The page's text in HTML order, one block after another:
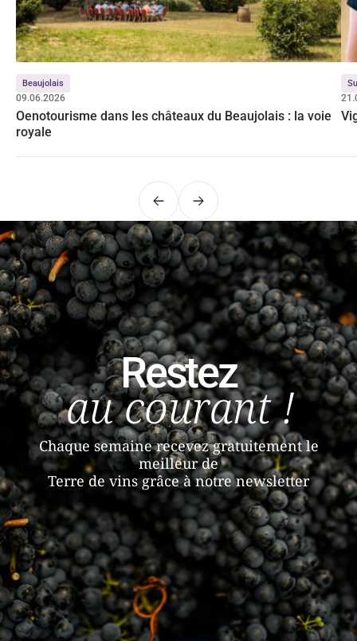
Beaujolais
09.06.2026
Oenotourisme dans les châteaux du Beaujolais : la voie
royale
PrécédentSuivant
Restez
au courant !
Chaque semaine recevez gratuitement le
meilleur de
Terre de vins grâce à notre newsletter